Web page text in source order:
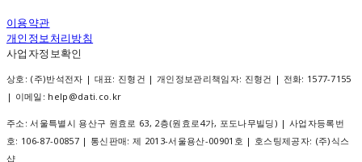
이용약관
개인정보처리방침
사업자정보확인
상호: (주)반석전자 | 대표: 진형건 | 개인정보관리책임자: 진형건 | 전화: 1577-7155
| 이메일: help@dati.co.kr
주소: 서울특별시 용산구 원효로 63, 2층(원효로4가, 포도나무빌딩) | 사업자등록번
호: 106-87-00857| 통신판매: 제 2013-서울용산-00901호 | 호스팅제공자: (주)식스
샵